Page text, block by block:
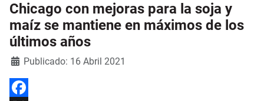
Chicago con mejoras para la soja y
maíz se mantiene en máximos de los
últimos años
DetallesPublicado: 16 Abril 2021